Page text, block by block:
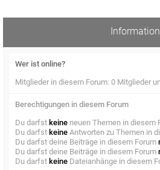
Information
Wer ist online?
Mitglieder in diesem Forum: 0 Mitglieder
Berechtigungen in diesem Forum
Du darfst keine neuen Themen in diesem
Du darfst keine Antworten zu Themen in
Du darfst deine Beiträge in diesem Forum
Du darfst deine Beiträge in diesem Forum
Du darfst keine Dateianhänge in diesem